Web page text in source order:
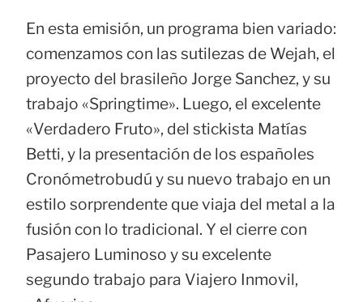
En esta emisión, un programa bien variado:
comenzamos con las sutilezas de Wejah, el
proyecto del brasileño Jorge Sanchez, y su
trabajo «Springtime». Luego, el excelente
«Verdadero Fruto», del stickista Matías
Betti, y la presentación de los españoles
Cronómetrobudú y su nuevo trabajo en un
estilo sorprendente que viaja del metal a la
fusión con lo tradicional. Y el cierre con
Pasajero Luminoso y su excelente
segundo trabajo para Viajero Inmovil,